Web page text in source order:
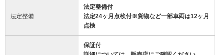
法定整備
法定整備付
法定24ヶ月点検付※貨物など一部車両は12ヶ月
点検
保証付